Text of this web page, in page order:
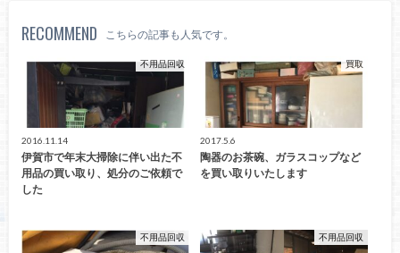
RECOMMEND こちらの記事も人気です。
不用品回収
2016.11.14
伊賀市で年末大掃除に伴い出た不
用品の買い取り、処分のご依頼で
した
買取
2017.5.6
陶器のお茶碗、ガラスコップなど
を買い取りいたします
不用品回収 不用品回収